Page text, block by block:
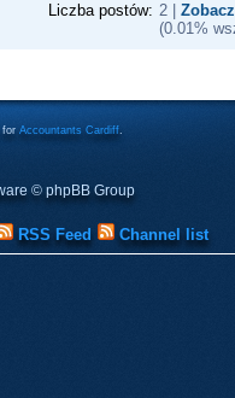
Liczba postów: 2 |
(0.01%
forAccountants Cardiff.
© phpBB Group
RSS Feed Channel list